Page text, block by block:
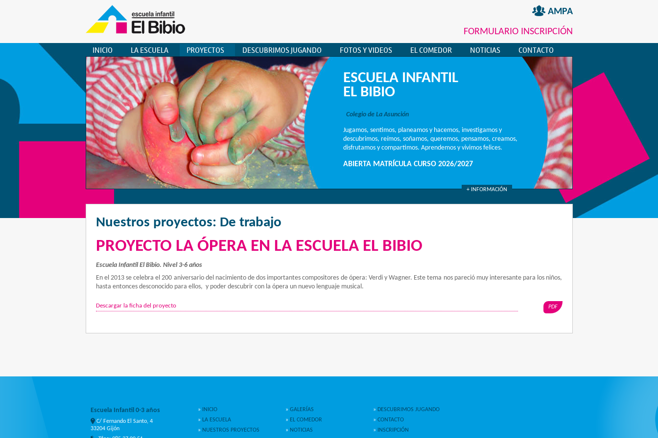
AMPA
FORMULARIO INSCRIPCIÓN
INICIO LA ESCUELA PROYECTOS DESCUBRIMOS JUGANDO FOTOS Y VIDEOS EL COMEDOR NOTICIAS CONTACTO
ESCUELA INFANTIL
EL BIBIO
Colegio de La Asunción
Jugamos, sentimos, planeamos y hacemos, investigamos y
descubrimos, reímos, soñamos, queremos, pensamos, creamos,
disfrutamos y compartimos. Aprendemos y vivimos felices.
ABIERTA MATRÍCULA CURSO 2026/2027
+ INFORMACIÓN
Nuestros proyectos: De trabajo
PROYECTO LA ÓPERA EN LA ESCUELA EL BIBIO
Escuela Infantil El Bibio. Nivel 3-6 años
En el 2013 se celebra el 200 aniversario del nacimiento de dos importantes compositores de ópera: Verdi y Wagner. Este tema nos pareció muy interesante para los niños,
hasta entonces desconocido para ellos, y poder descubrir con la ópera un nuevo lenguaje musical.
Descargar la ficha del proyecto PDF
Escuela Infantil 0-3 años
C/ Fernando El Santo, 4
33204 Gijón
» INICIO
» LA ESCUELA
» NUESTROS PROYECTOS
» GALERÍAS
» EL COMEDOR
» NOTICIAS
» DESCUBRIMOS JUGANDO
» CONTACTO
» INSCRIPCIÓN